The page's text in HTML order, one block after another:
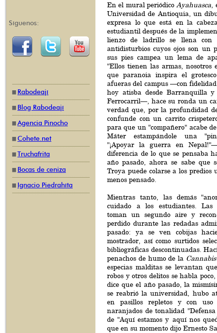
Síguenos:
Rabodeají
Blog Rabodeají
Agencia Pinocho
Cohete.net
Truchafrita
Bocas de ceniza
Ignacio Piedrahíta
En el mural periódicoAyahuasca,
Universidad de Antioquia, un
expresa lo que está en la
estudiantil después de la
lienzo de ladrillo se llena con
antidisturbios cuyos ojos son un
sus pies campea un lema de
"Ellos tienen las armas, nosotros
que paranoia inspira el
afueras del campus —con
hoy atisba desde Barranquilla
Ferrocarril—, hace su ronda un
verdad que, por la profundidad
confunde con un carrito
para que un "compañero" acabe
Máter estampándole una
"¡Apoyar la guerra en
diferencia de lo que se pensaba
año pasado, ahora se sabe que
Troya puede colarse a los predios
menos pensado.
Mientras tanto, las demás
cuidado a los estudiantes. Las
toman un segundo aire y
perdido durante las redadas
pasado: ya se ven cobijas
mostrador, así como surtidos
bibliográficas descontinuadas.
penachos de humo de la
especias malditas se levantan
robos y otros delitos se habla
dice que el año pasado, la
se reabrió la universidad, hubo
en pasillos repletos y con uso
naranjados de tonalidad
de "Aquí estamos y aquí nos
que en su momento dijo Ernesto